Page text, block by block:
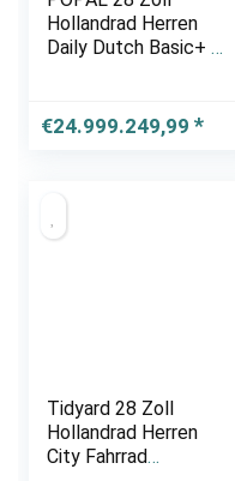
Hollandrad Herren
Daily Dutch Basic+ 3
€24.999.249,99
Tidyard 28 Zoll
Hollandrad Herren
City Fahrrad